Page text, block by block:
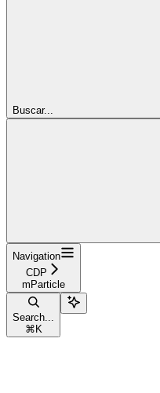
Buscar...
Navigation
CDP
mParticle
Search...
⌘ K